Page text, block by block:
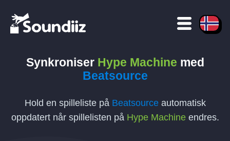
Synkroniser Hype Machine med
Beatsource
Hold en spilleliste på Beatsourceautomatisk
oppdatert når spillelisten på Hype Machineendres.